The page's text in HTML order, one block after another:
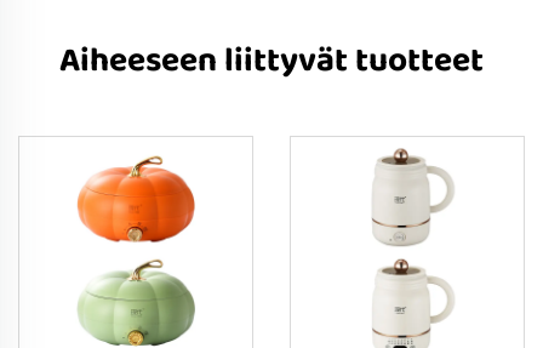
Aiheeseen liittyvät tuotteet